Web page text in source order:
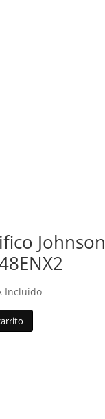
Johnson
Incluido